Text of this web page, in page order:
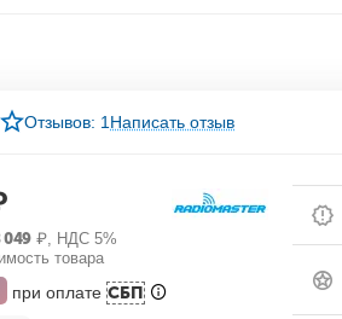
Отзывов: 1 Написать отзыв
049 ₽, НДС 5%
товара
при оплатеСБП